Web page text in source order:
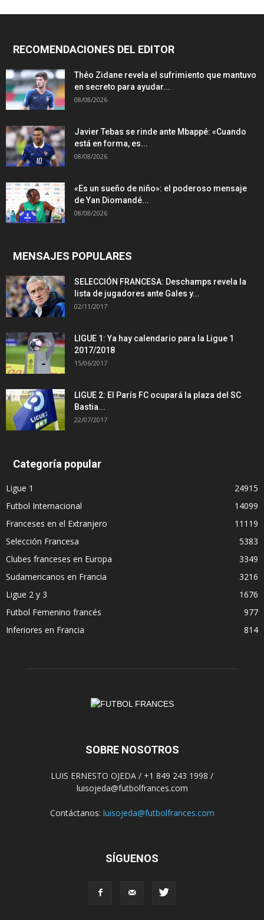
RECOMENDACIONES DEL EDITOR
Théo Zidane revela el sufrimiento que mantuvo
en secreto para ayudar...
08/08/2026
Javier Tebas se rinde ante Mbappé: «Cuando
está en forma, es...
08/08/2026
«Es un sueño de niño»: el poderoso mensaje
de Yan Diomandé...
08/08/2026
MENSAJES POPULARES
SELECCIÓN FRANCESA: Deschamps revela la
lista de jugadores ante Gales y...
02/11/2017
LIGUE 1: Ya hay calendario para la Ligue 1
2017/2018
15/06/2017
LIGUE 2: El París FC ocupará la plaza del SC
Bastia...
22/07/2017
Categoría popular
Ligue 1
24915
Futbol Internacional
14099
Franceses en el Extranjero
11119
Selección Francesa
5383
Clubes franceses en Europa
3349
Sudamericanos en Francia
3216
Ligue 2 y 3
1676
Futbol Femenino francés
977
Inferiores en Francia
814
SOBRE NOSOTROS
LUIS ERNESTO OJEDA / +1 849 243 1998 /
luisojeda@futbolfrances.com
Contáctanos: luisojeda@futbolfrances.com
SÍGUENOS